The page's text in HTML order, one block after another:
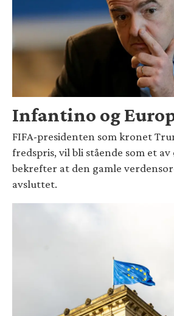
Infantino og
FIFA-presidenten som kronet
fredspris, vil bli stående som et av
bekrefter at den gamle
avsluttet.